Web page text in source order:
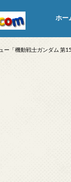
ホー
ー「機動戦士ガンダム 第